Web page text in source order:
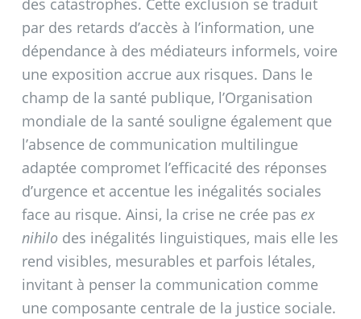
des catastrophes. Cette exclusion se traduit
par des retards d’accès à l’information, une
dépendance à des médiateurs informels, voire
une exposition accrue aux risques. Dans le
champ de la santé publique, l’Organisation
mondiale de la santé souligne également que
l’absence de communication multilingue
adaptée compromet l’efficacité des réponses
d’urgence et accentue les inégalités sociales
face au risque. Ainsi, la crise ne crée pas ex
nihilodes inégalités linguistiques, mais elle les
rend visibles, mesurables et parfois létales,
invitant à penser la communication comme
une composante centrale de la justice sociale.